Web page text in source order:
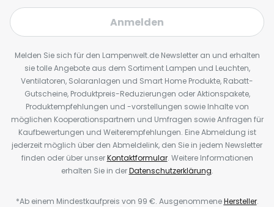
Anmelden
Melden Sie sich für den Lampenwelt.de Newsletter an und erhalten
sie tolle Angebote aus dem Sortiment Lampen und Leuchten,
Ventilatoren, Solaranlagen und Smart Home Produkte, Rabatt-
Gutscheine, Produktpreis-Reduzierungen oder Aktionspakete,
Produktempfehlungen und -vorstellungen sowie Inhalte von
möglichen Kooperationspartnern und Umfragen sowie Anfragen für
Kaufbewertungen und Weiterempfehlungen. Eine Abmeldung ist
jederzeit möglich über den Abmeldelink, den Sie in jedem Newsletter
finden oder über unserKontaktformular. Weitere Informationen
erhalten Sie in derDatenschutzerklärung.
*Ab einem Mindestkaufpreis von 99 €. AusgenommeneHersteller.